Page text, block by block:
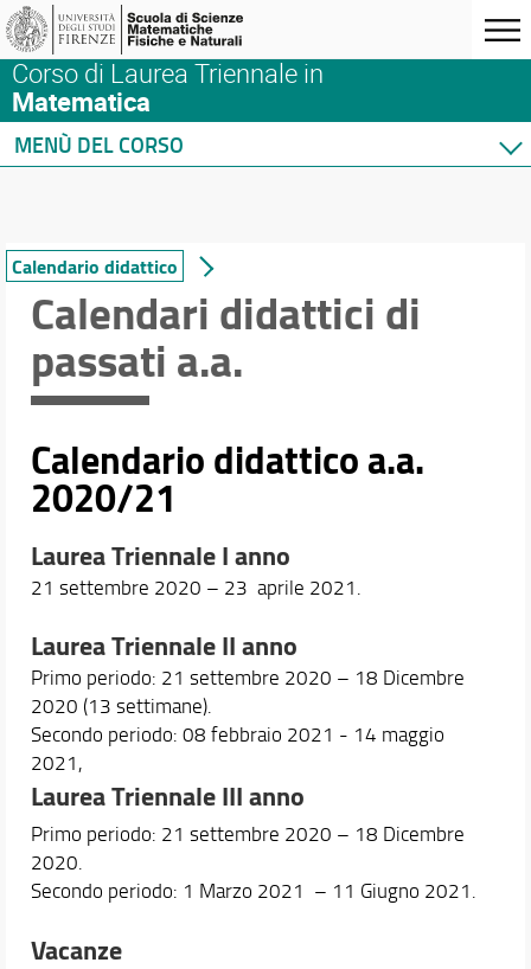
Corso di Laurea Triennale in
Matematica
MENÙ DEL CORSO
Orario e calendari
Calendario didattico
Calendario e orari esami di laurea
Calendario esami
Orario delle lezioni
Altre informazioni
Calendario didattico
Calendari didattici di
passati a.a.
Calendario didattico a.a.
2020/21
Laurea Triennale I anno
21 settembre 2020 – 23 aprile 2021.
Laurea Triennale II anno
Primo periodo: 21 settembre 2020 – 18 Dicembre
2020 (13 settimane).
Secondo periodo: 08 febbraio 2021 - 14 maggio
2021,
Laurea Triennale III anno
Primo periodo: 21 settembre 2020 – 18 Dicembre
2020.
Secondo periodo: 1 Marzo 2021 – 11 Giugno 2021.
Vacanze